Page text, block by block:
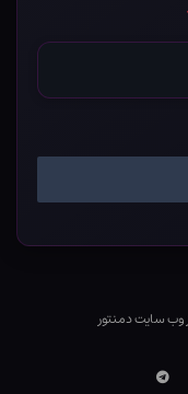
وب ‌سایت دمنتور
تلگرام